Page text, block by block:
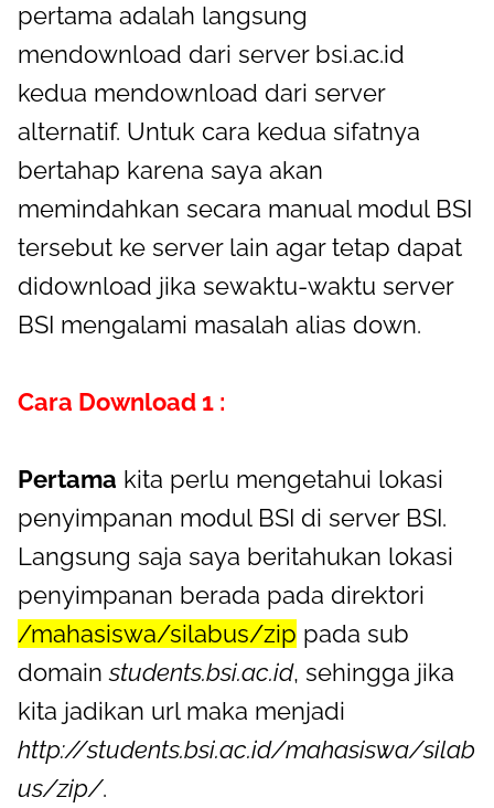
pertama adalah langsung
mendownload dari server bsi.ac.id
kedua mendownload dari server
alternatif. Untuk cara kedua sifatnya
bertahap karena saya akan
memindahkan secara manual modul BSI
tersebut ke server lain agar tetap dapat
didownload jika sewaktu-waktu server
BSI mengalami masalah alias down.
Cara Download 1 :
Pertama kita perlu mengetahui lokasi
penyimpanan modul BSI di server BSI.
Langsung saja saya beritahukan lokasi
penyimpanan berada pada direktori
/mahasiswa/silabus/zip pada sub
domainstudents.bsi.ac.id, sehingga jika
kita jadikan url maka menjadi
http://students.bsi.ac.id/mahasiswa/silab
us/zip/.